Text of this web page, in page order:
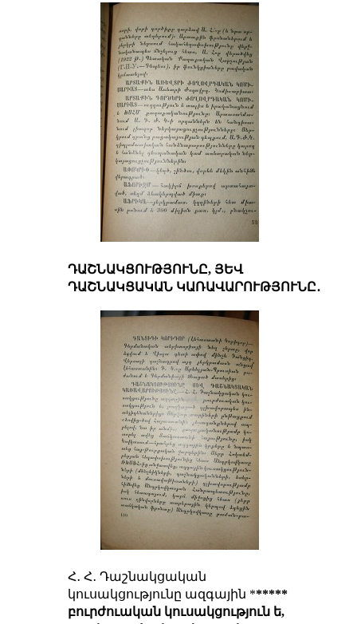
ԴԱՇՆԱԿՑՈՒԹՅՈՒՆԸ, ՅԵՎ
ԴԱՇՆԱԿՑԱԿԱՆ ԿԱՌԱՎԱՐՈՒԹՅՈՒՆԸ․
Հ․ Հ․ Դաշնակցական
կուսակցությունը ազգային ******
բուրժուական կուսակցություն ե,